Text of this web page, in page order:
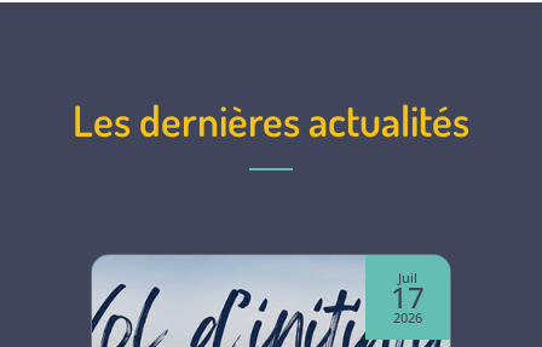
Les dernières actualités
Juil
17
2026